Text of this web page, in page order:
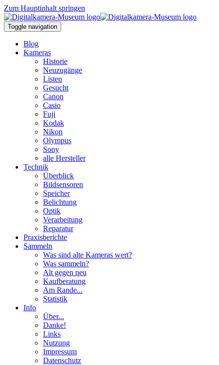
Zum Hauptinhalt springen
Toggle navigation
Blog
Kameras
Historie
Neuzugänge
Listen
Gesucht
Canon
Casio
Fuji
Kodak
Nikon
Olympus
Sony
alle Hersteller
Technik
Überblick
Bildsensoren
Speicher
Belichtung
Optik
Verarbeitung
Reparatur
Praxisberichte
Sammeln
Was sind alte Kameras wert?
Was sammeln?
Alt gegen neu
Kaufberatung
Am Rande...
Statistik
Info
Über...
Danke!
Links
Nutzung
Impressum
Datenschutz